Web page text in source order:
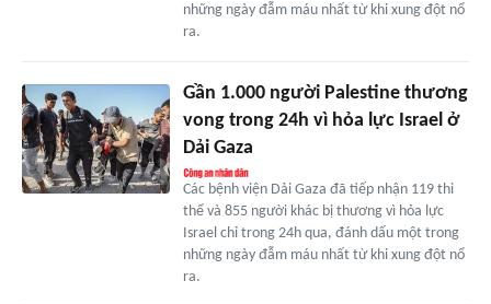
những ngày đẫm máu nhất từ khi xung đột nổ
ra.
Gần 1.000 người Palestine thương
vong trong 24h vì hỏa lực Israel ở
Dải Gaza
Các bệnh viện Dải Gaza đã tiếp nhận 119 thi
thể và 855 người khác bị thương vì hỏa lực
Israel chỉ trong 24h qua, đánh dấu một trong
những ngày đẫm máu nhất từ khi xung đột nổ
ra.